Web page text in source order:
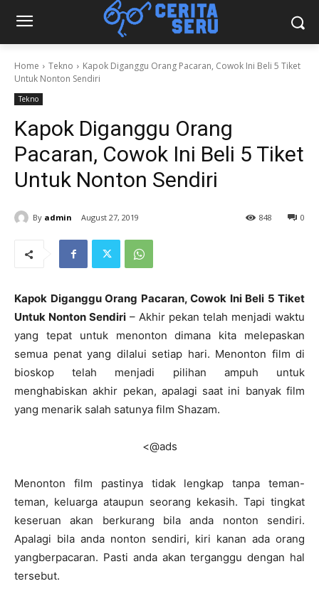
Home Tekno
Kapok Diganggu Orang Pacaran, Cowok Ini Beli 5 Tiket
Untuk Nonton Sendiri
Tekno
Kapok Diganggu Orang
Pacaran, Cowok Ini Beli 5 Tiket
Untuk Nonton Sendiri
By admin August 27, 2019 0
848
Kapok Diganggu Orang Pacaran, Cowok Ini Beli 5 Tiket
Untuk Nonton Sendiri – Akhir pekan telah menjadi waktu
yang tepat untuk menonton dimana kita melepaskan
semua penat yang dilalui setiap hari. Menonton film di
bioskop telah menjadi pilihan ampuh untuk
menghabiskan akhir pekan, apalagi saat ini banyak film
yang menarik salah satunya film Shazam.
<@ads
Menonton film pastinya tidak lengkap tanpa teman-
teman, keluarga ataupun seorang kekasih. Tapi tingkat
keseruan akan berkurang bila anda nonton sendiri.
Apalagi bila anda nonton sendiri, kiri kanan ada orang
yangberpacaran. Pasti anda akan terganggu dengan hal
tersebut.